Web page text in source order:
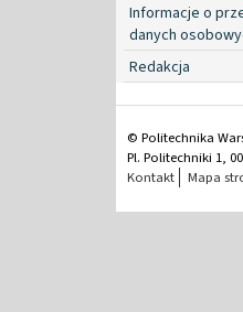
Informacje o
danych
Redakcja
© Politechnika
Pl. Politechniki 1,
Kontakt
Mapa